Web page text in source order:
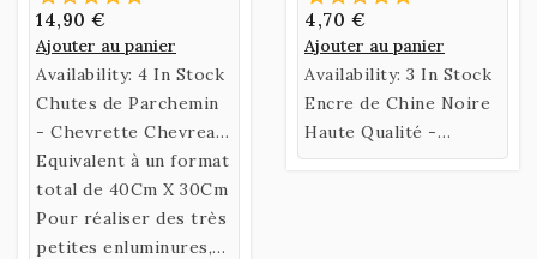
14,90 €
Ajouter au panier
Availability: 4 In Stock
Chutes de Parchemin
- Chevrette Chevreau
Chèvre - Pochette
divers Formats
Equivalent à un format
total de 40Cm X 30Cm
Pour réaliser des très
petites enluminures,
4,70 €
Ajouter au panier
Availability: 3 In Stock
Encre de Chine Noire
Haute Qualité -
Calligraphie - 50 ml